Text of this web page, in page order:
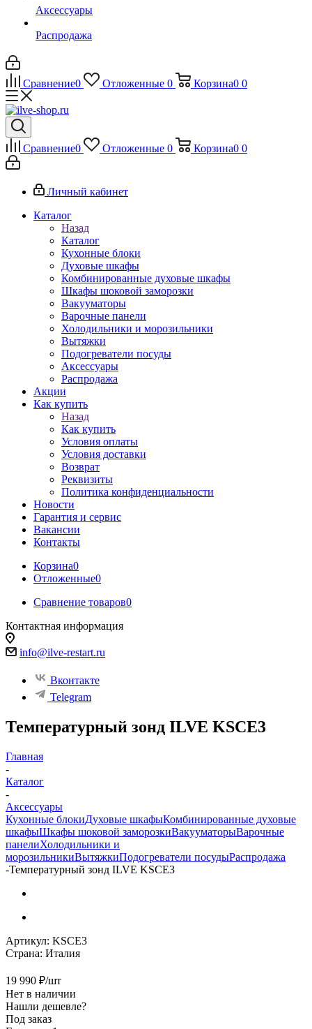
Аксессуары
Распродажа
Сравнение0 Отложенные 0 Корзина0 0
Сравнение0 Отложенные 0 Корзина0 0
Личный кабинет
Каталог
Назад
Каталог
Кухонные блоки
Духовые шкафы
Комбинированные духовые шкафы
Шкафы шоковой заморозки
Вакууматоры
Варочные панели
Холодильники и морозильники
Вытяжки
Подогреватели посуды
Аксессуары
Распродажа
Акции
Как купить
Назад
Как купить
Условия оплаты
Условия доставки
Возврат
Реквизиты
Политика конфиденциальности
Новости
Гарантия и сервис
Вакансии
Контакты
Корзина0
Отложенные0
Сравнение товаров0
Контактная информация
info@ilve-restart.ru
Вконтакте
Telegram
Температурный зонд ILVE KSCE3
Главная
-
Каталог
-
Аксессуары
Кухонные блокиДуховые шкафыКомбинированные духовые
шкафыШкафы шоковой заморозкиВакууматорыВарочные
панелиХолодильники и
морозильникиВытяжкиПодогреватели посудыРаспродажа
-Температурный зонд ILVE KSCE3
Артикул: KSCE3
Страна: Италия
19 990 ₽/шт
Нет в наличии
Нашли дешевле?
Под заказ